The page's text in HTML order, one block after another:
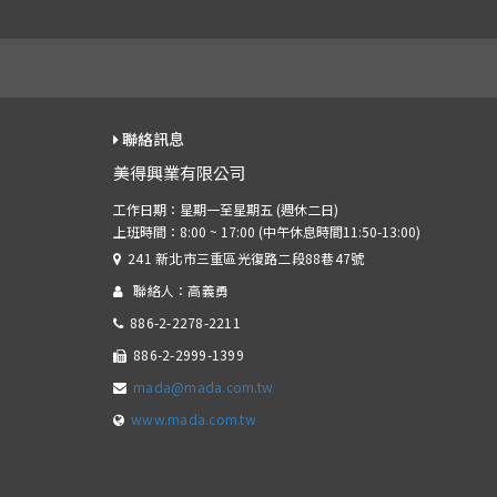
聯絡訊息
美得興業有限公司
241 新北市三重區光復路二段88巷47號
聯絡人：高義勇
886-2-2278-2211
886-2-2999-1399
mada@mada.com.tw
www.mada.com.tw